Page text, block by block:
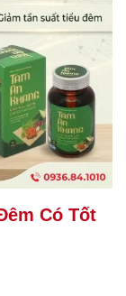
Có Tốt